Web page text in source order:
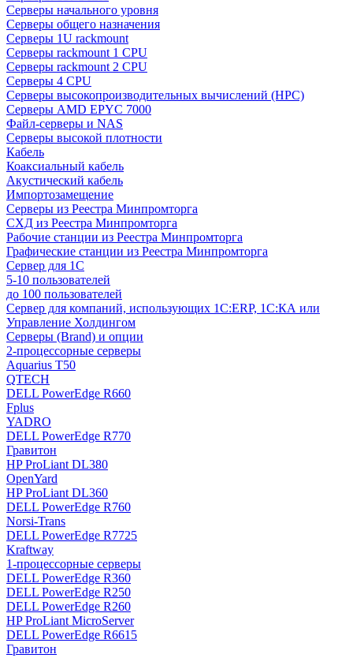
Серверы начального уровня
Серверы общего назначения
Серверы 1U rackmount
Серверы rackmount 1 CPU
Серверы rackmount 2 CPU
Серверы 4 CPU
Серверы высокопроизводительных вычислений (HPC)
Серверы AMD EPYC 7000
Файл-серверы и NAS
Серверы высокой плотности
Кабель
Коаксиальный кабель
Акустический кабель
Импортозамещение
Серверы из Реестра Минпромторга
СХД из Реестра Минпромторга
Рабочие станции из Реестра Минпромторга
Графические станции из Реестра Минпромторга
Сервер для 1С
5-10 пользователей
до 100 пользователей
Сервер для компаний, использующих 1C:ERP, 1С:КА или
Управление Холдингом
Серверы (Brand) и опции
2-процессорные серверы
Aquarius T50
QTECH
DELL PowerEdge R660
Fplus
YADRO
DELL PowerEdge R770
Гравитон
HP ProLiant DL380
OpenYard
HP ProLiant DL360
DELL PowerEdge R760
Norsi-Trans
DELL PowerEdge R7725
Kraftway
1-процессорные серверы
DELL PowerEdge R360
DELL PowerEdge R250
DELL PowerEdge R260
HP ProLiant MicroServer
DELL PowerEdge R6615
Гравитон